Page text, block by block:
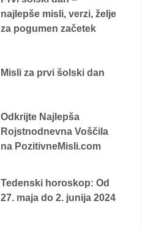
najlepše misli, verzi, želje
za pogumen začetek
Misli za prvi šolski dan
Odkrijte Najlepša
Rojstnodnevna Voščila
na PozitivneMisli.com
Tedenski horoskop: Od
27. maja do 2. junija 2024